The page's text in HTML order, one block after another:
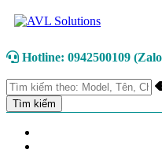
Hotline: 0942500109